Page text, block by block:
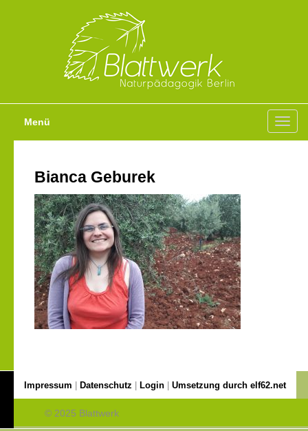
Menü
Bianca Geburek
Impressum Datenschutz Login Umsetzung durch elf62.net
© 2025 Blattwerk